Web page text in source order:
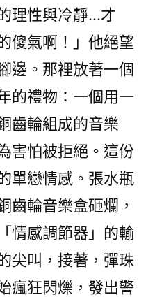
理性與冷靜…才
傻氣啊！」他絕望
邊。那裡放著一個
的禮物：一個用一
齒輪組成的音樂
害怕被拒絕。這份
單戀情感。張水瓶
齒輪音樂盒砸爛，
情感調節器」的輸
尖叫，接著，彈珠
瘋狂閃爍，發出警